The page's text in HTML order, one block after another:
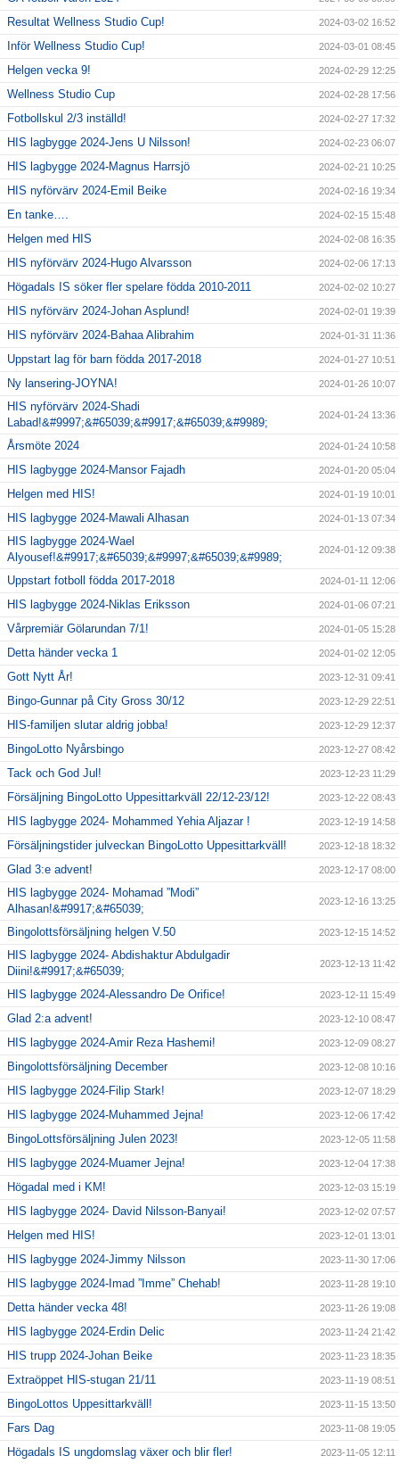
Resultat Wellness Studio Cup! 2024-03-02 16:52
Inför Wellness Studio Cup! 2024-03-01 08:45
Helgen vecka 9! 2024-02-29 12:25
Wellness Studio Cup 2024-02-28 17:56
Fotbollskul 2/3 inställd! 2024-02-27 17:32
HIS lagbygge 2024-Jens U Nilsson! 2024-02-23 06:07
HIS lagbygge 2024-Magnus Harrsjö 2024-02-21 10:25
HIS nyförvärv 2024-Emil Beike 2024-02-16 19:34
En tanke…. 2024-02-15 15:48
Helgen med HIS 2024-02-08 16:35
HIS nyförvärv 2024-Hugo Alvarsson 2024-02-06 17:13
Högadals IS söker fler spelare födda 2010-2011 2024-02-02 10:27
HIS nyförvärv 2024-Johan Asplund! 2024-02-01 19:39
HIS nyförvärv 2024-Bahaa Alibrahim 2024-01-31 11:36
Uppstart lag för barn födda 2017-2018 2024-01-27 10:51
Ny lansering-JOYNA! 2024-01-26 10:07
HIS nyförvärv 2024-Shadi
Labad!&#9997;&#65039;&#9917;&#65039;&#9989;
2024-01-24 13:36
Årsmöte 2024 2024-01-24 10:58
HIS lagbygge 2024-Mansor Fajadh 2024-01-20 05:04
Helgen med HIS! 2024-01-19 10:01
HIS lagbygge 2024-Mawali Alhasan 2024-01-13 07:34
HIS lagbygge 2024-Wael
Alyousef!&#9917;&#65039;&#9997;&#65039;&#9989;
2024-01-12 09:38
Uppstart fotboll födda 2017-2018 2024-01-11 12:06
HIS lagbygge 2024-Niklas Eriksson 2024-01-06 07:21
Vårpremiär Gölarundan 7/1! 2024-01-05 15:28
Detta händer vecka 1 2024-01-02 12:05
Gott Nytt År! 2023-12-31 09:41
Bingo-Gunnar på City Gross 30/12 2023-12-29 22:51
HIS-familjen slutar aldrig jobba! 2023-12-29 12:37
BingoLotto Nyårsbingo 2023-12-27 08:42
Tack och God Jul! 2023-12-23 11:29
Försäljning BingoLotto Uppesittarkväll 22/12-23/12! 2023-12-22 08:43
HIS lagbygge 2024- Mohammed Yehia Aljazar ! 2023-12-19 14:58
Försäljningstider julveckan BingoLotto Uppesittarkväll! 2023-12-18 18:32
Glad 3:e advent! 2023-12-17 08:00
HIS lagbygge 2024- Mohamad ”Modi”
Alhasan!&#9917;&#65039;
2023-12-16 13:25
Bingolottsförsäljning helgen V.50 2023-12-15 14:52
HIS lagbygge 2024- Abdishaktur Abdulgadir
Diini!&#9917;&#65039;
2023-12-13 11:42
HIS lagbygge 2024-Alessandro De Orifice! 2023-12-11 15:49
Glad 2:a advent! 2023-12-10 08:47
HIS lagbygge 2024-Amir Reza Hashemi! 2023-12-09 08:27
Bingolottsförsäljning December 2023-12-08 10:16
HIS lagbygge 2024-Filip Stark! 2023-12-07 18:29
HIS lagbygge 2024-Muhammed Jejna! 2023-12-06 17:42
BingoLottsförsäljning Julen 2023! 2023-12-05 11:58
HIS lagbygge 2024-Muamer Jejna! 2023-12-04 17:38
Högadal med i KM! 2023-12-03 15:19
HIS lagbygge 2024- David Nilsson-Banyai! 2023-12-02 07:57
Helgen med HIS! 2023-12-01 13:01
HIS lagbygge 2024-Jimmy Nilsson 2023-11-30 17:06
HIS lagbygge 2024-Imad ”Imme” Chehab! 2023-11-28 19:10
Detta händer vecka 48! 2023-11-26 19:08
HIS lagbygge 2024-Erdin Delic 2023-11-24 21:42
HIS trupp 2024-Johan Beike 2023-11-23 18:35
Extraöppet HIS-stugan 21/11 2023-11-19 08:51
BingoLottos Uppesittarkväll! 2023-11-15 13:50
Fars Dag 2023-11-08 19:05
Högadals IS ungdomslag växer och blir fler! 2023-11-05 12:11